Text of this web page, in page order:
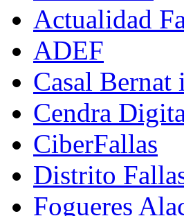
Actualidad
ADEF
Casal
Cendra
CiberFallas
Distrito
Fogueres